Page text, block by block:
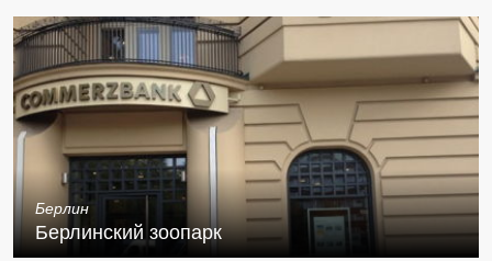
Берлин
Берлинский зоопарк